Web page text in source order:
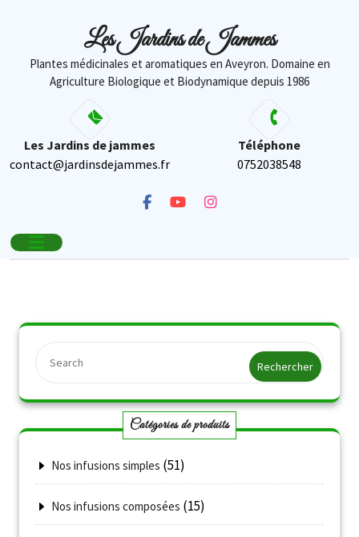
Les Jardins de Jammes
Plantes médicinales et aromatiques en Aveyron. Domaine en
Agriculture Biologique et Biodynamique depuis 1986
Les Jardins de jammes
contact@jardinsdejammes.fr
Téléphone
0752038548
Catégories de produits
Nos infusions simples (51)
Nos infusions composées (15)